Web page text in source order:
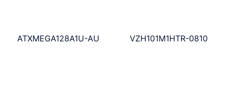
ATXMEGA128A1U-AU VZH101M1HTR-0810